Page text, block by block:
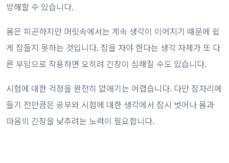
방해할 수 있습니다.
몸은 피곤하지만 머릿속에서는 계속 생각이 이어지기 때문에 쉽
게 잠들지 못하는 것입니다. 잠을 자야 한다는 생각 자체가 또 다
른 부담으로 작용하면 오히려 긴장이 심해질 수도 있습니다.
시험에 대한 걱정을 완전히 없애기는 어렵습니다. 다만 잠자리에
들기 전만큼은 공부와 시험에 대한 생각에서 잠시 벗어나 몸과
마음의 긴장을 낮추려는 노력이 필요합니다.